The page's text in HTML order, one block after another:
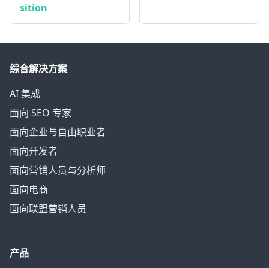
sition
综合解决方案
AI 集成
面向 SEO 专家
面向企业与自由职业者
面向开发者
面向营销人员与分析师
面向电商
面向联盟营销人员
产品